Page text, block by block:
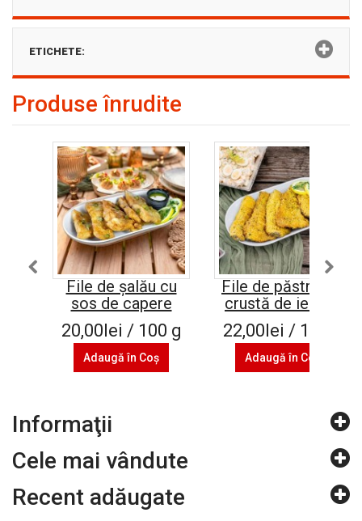
ETICHETE:
Produse înrudite
File de șalău cu
sos de capere
20,00lei / 100 g
Adaugă în Coş
File de păstrăv în
crustă de ierburi
22,00lei / 100 g
Adaugă în Coş
Informaţii
Cele mai vândute
Recent adăugate